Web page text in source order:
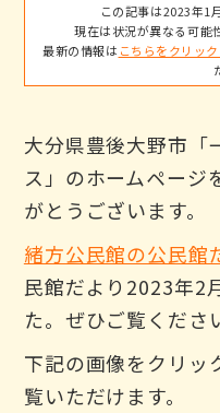
この記事は2023年1
現在は状況が異なる可能
最新の情報は こちらをクリッ
大分県豊後大野市「
ス」のホームページ
がとうございます。
緒方公民館の公民館
民館だより2023年2
た。ぜひご覧くださ
下記の画像をクリッ
覧いただけます。